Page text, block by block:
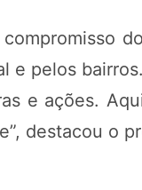
e pelos
e ações.
destacou o